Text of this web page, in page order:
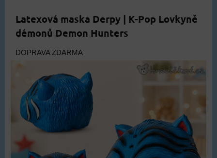
Latexová maska Derpy | K-Pop Lovkyně
démonů Demon Hunters
DOPRAVA ZDARMA